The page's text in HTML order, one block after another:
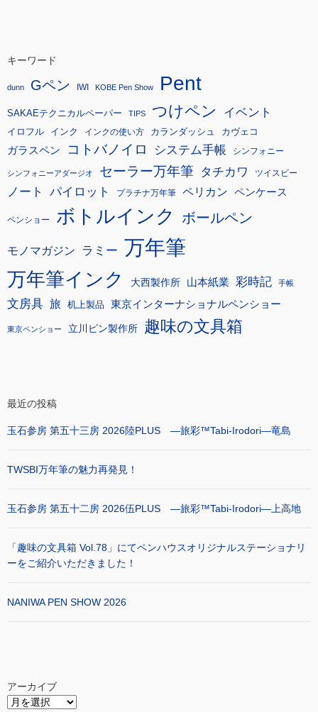
キーワード
dunn Gペン IWI KOBE Pen Show Pent
SAKAEテクニカルペーパー TIPS つけペン イベント
イロフル インク インクの使い方 カランダッシュ カヴェコ
ガラスペン コトバノイロ システム手帳 シンフォニー
シンフォニーアダージオ セーラー万年筆 タチカワ ツイスビー
ノート パイロット プラチナ万年筆 ペリカン ペンケース
ペンショー ボトルインク ボールペン
モノマガジン ラミー 万年筆
万年筆インク 大西製作所 山本紙業 彩時記 手帳
文房具 旅 机上製品 東京インターナショナルペンショー
東京ペンショー 立川ピン製作所 趣味の文具箱
最近の投稿
玉石参房 第五十三房 2026陸PLUS ―旅彩™Tabi-Irodori―竜島
TWSBI万年筆の魅力再発見！
玉石参房 第五十二房 2026伍PLUS ―旅彩™Tabi-Irodori―上高地
「趣味の文具箱 Vol.78」にてペンハウスオリジナルステーショナリ
ーをご紹介いただきました！
NANIWA PEN SHOW 2026
アーカイブ